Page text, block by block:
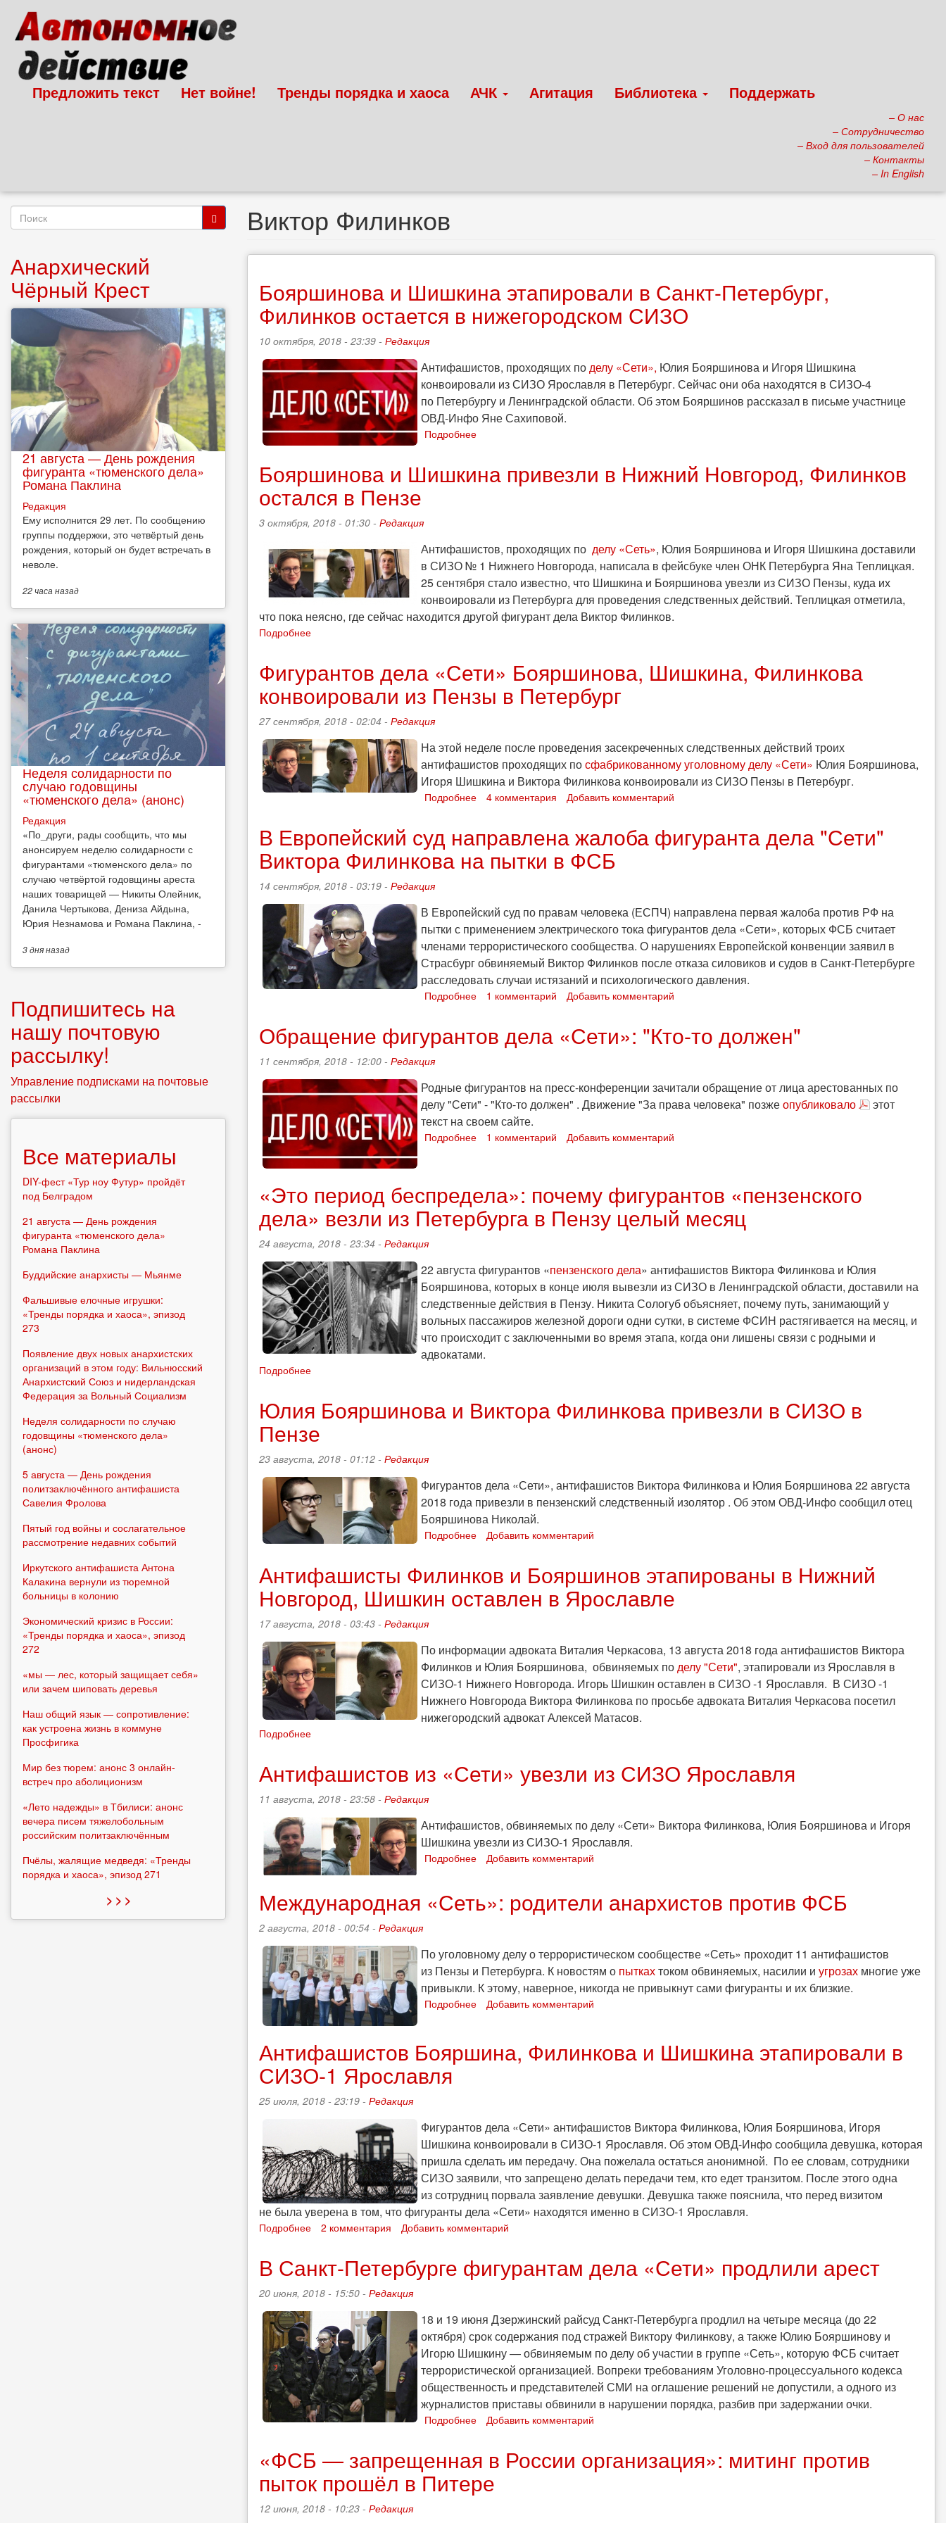
основному
содержанию
Предложить текст Нет войне! Тренды порядка и хаоса АЧК Агитация Библиотека Поддержать
– О нас
– Сотрудничество
– Вход для пользователей
– Контакты
– In English
Виктор Филинков
Бояршинова и Шишкина этапировали в Санкт-Петербург,
Филинков остается в нижегородском СИЗО
10 октября, 2018 - 23:39 - Редакция
Антифашистов, проходящих поделу «Сети», Юлия Бояршинова и Игоря Шишкина
конвоировали из СИЗО Ярославля в Петербург. Сейчас они оба находятся в СИЗО-4
по Петербургу и Ленинградской области. Об этом Бояршинов рассказал в письме участнице
ОВД-Инфо Яне Сахиповой.
Подробнее
Шишкина
этапировали
Филинков
остается
нижегородском
СИЗО
Бояршинова и Шишкина привезли в Нижний Новгород, Филинков
остался в Пензе
3 октября, 2018 - 01:30 - Редакция
Антифашистов, проходящих по делу «Сеть», Юлия Бояршинова и Игоря Шишкина доставили
в СИЗО № 1 Нижнего Новгорода, написала в фейсбуке член ОНК Петербурга Яна Теплицкая.
25 сентября стало известно, что Шишкина и Бояршинова увезли из СИЗО Пензы, куда их
конвоировали из Петербурга для проведения следственных действий. Теплицкая отметила,
что пока неясно, где сейчас находится другой фигурант дела Виктор Филинков.
Подробнее
Шишкина
в
Нижний
Новгород,
Филинков
остался
в
Пензе
Фигурантов дела «Сети» Бояршинова, Шишкина, Филинкова
конвоировали из Пензы в Петербург
27 сентября, 2018 - 02:04 - Редакция
На этой неделе после проведения засекреченных следственных действий троих
антифашистов проходящих посфабрикованному уголовному делу «Сети» Юлия Бояршинова,
Игоря Шишкина и Виктора Филинкова конвоировали из СИЗО Пензы в Петербург.
Подробнее
«Сети»
Бояршинова,
Шишкина,
из
Пензы
в
Петербург
4 комментария Добавить комментарий
В Европейский суд направлена жалоба фигуранта дела "Сети"
Виктора Филинкова на пытки в ФСБ
14 сентября, 2018 - 03:19 - Редакция
В Европейский суд по правам человека (ЕСПЧ) направлена первая жалоба против РФ на
пытки с применением электрического тока фигурантов дела «Сети», которых ФСБ считает
членами террористического сообщества. О нарушениях Европейской конвенции заявил в
Страсбург обвиняемый Виктор Филинков после отказа силовиков и судов в Санкт-Петербурге
расследовать случаи истязаний и психологического давления.
Подробнее
суд
направлена
дела
"Сети"
Виктора
Филинкова
ФСБ
1 комментарий Добавить комментарий
Обращение фигурантов дела «Сети»: "Кто-то должен"
11 сентября, 2018 - 12:00 - Редакция
Родные фигурантов на пресс-конференции зачитали обращение от лица арестованных по
делу "Сети" - "Кто-то должен" . Движение "За права человека" позжеопубликовало
этот
текст на своем сайте.
Подробнее
«Сети»:
"Кто-
то
1 комментарий Добавить комментарий
«Это период беспредела»: почему фигурантов «пензенского
дела» везли из Петербурга в Пензу целый месяц
24 августа, 2018 - 23:34 - Редакция
22 августа фигурантов «пензенского дела» антифашистов Виктора Филинкова и Юлия
Бояршинова, которых в конце июля вывезли из СИЗО в Ленинградской области, доставили на
следственные действия в Пензу. Никита Сологуб объясняет, почему путь, занимающий у
вольных пассажиров железной дороги одни сутки, в системе ФСИН растягивается на месяц, и
что происходит с заключенными во время этапа, когда они лишены связи с родными и
адвокатами.
Подробнее
беспредела»:
фигурантов
«пензенского
дела»
везли
из
Петербурга
в
Пензу
месяц
Юлия Бояршинова и Виктора Филинкова привезли в СИЗО в
Пензе
23 августа, 2018 - 01:12 - Редакция
Фигурантов дела «Сети», антифашистов Виктора Филинкова и Юлия Бояршинова 22 августа
2018 года привезли в пензенский следственный изолятор . Об этом ОВД-Инфо сообщил отец
Бояршинова Николай.
Подробнее
и
Филинкова
СИЗО
в
Пензе
Добавить комментарий
Антифашисты Филинков и Бояршинов этапированы в Нижний
Новгород, Шишкин оставлен в Ярославле
17 августа, 2018 - 03:43 - Редакция
По информации адвоката Виталия Черкасова, 13 августа 2018 года антифашистов Виктора
Филинков и Юлия Бояршинова, обвиняемых поделу "Сети", этапировали из Ярославля в
СИЗО-1 Нижнего Новгорода. Игорь Шишкин оставлен в СИЗО -1 Ярославля. В СИЗО -1
Нижнего Новгорода Виктора Филинкова по просьбе адвоката Виталия Черкасова посетил
нижегородский адвокат Алексей Матасов.
Подробнее
и
Бояршинов
этапированы
Нижний
Новгород,
Шишкин
оставлен
Ярославле
Антифашистов из «Сети» увезли из СИЗО Ярославля
11 августа, 2018 - 23:58 - Редакция
Антифашистов, обвиняемых по делу «Сети» Виктора Филинкова, Юлия Бояршинова и Игоря
Шишкина увезли из СИЗО-1 Ярославля.
Подробнее
«Сети»
увезли
Ярославля
Добавить комментарий
Международная «Сеть»: родители анархистов против ФСБ
2 августа, 2018 - 00:54 - Редакция
По уголовному делу о террористическом сообществе «Сеть» проходит 11 антифашистов
из Пензы и Петербурга. К новостям о пыткахтоком обвиняемых, насилии и угрозах многие уже
привыкли. К этому, наверное, никогда не привыкнут сами фигуранты и их близкие.
Подробнее
родители
анархистов
Добавить комментарий
Антифашистов Бояршина, Филинкова и Шишкина этапировали в
СИЗО-1 Ярославля
25 июля, 2018 - 23:19 - Редакция
Фигурантов дела «Сети» антифашистов Виктора Филинкова, Юлия Бояршинова, Игоря
Шишкина конвоировали в СИЗО-1 Ярославля. Об этом ОВД-Инфо сообщила девушка, которая
пришла сделать им передачу. Она пожелала остаться анонимной. По ее словам, сотрудники
СИЗО заявили, что запрещено делать передачи тем, кто едет транзитом. После этого одна
из сотрудниц порвала заявление девушки. Девушка также пояснила, что перед визитом
не была уверена в том, что фигуранты дела «Сети» находятся именно в СИЗО-1 Ярославля.
Подробнее
Филинкова
Шишкина
этапировали
СИЗО-1
Ярославля
2 комментария Добавить комментарий
В Санкт-Петербурге фигурантам дела «Сети» продлили арест
20 июня, 2018 - 15:50 - Редакция
18 и 19 июня Дзержинский райсуд Санкт-Петербурга продлил на четыре месяца (до 22
октября) срок содержания под стражей Виктору Филинкову, а также Юлию Бояршинову и
Игорю Шишкину — обвиняемым по делу об участии в группе «Сеть», которую ФСБ считает
террористической организацией. Вопреки требованиям Уголовно-процессуального кодекса
общественность и представителей СМИ на оглашение решений не допустили, а одного из
журналистов приставы обвинили в нарушении порядка, разбив при задержании очки.
Подробнее
Петербурге
дела
Добавить комментарий
«ФСБ — запрещенная в России организация»: митинг против
пыток прошёл в Питере
12 июня, 2018 - 10:23 - Редакция
Форма
Анархический
Чёрный Крест
21 августа — День рождения
фигуранта «тюменского дела»
Романа Паклина
Редакция
Ему исполнится 29 лет. По сообщению
группы поддержки, это четвёртый день
рождения, который он будет встречать в
неволе.
22 часа назад
Неделя солидарности по
случаю годовщины
«тюменского дела» (анонс)
Редакция
​«По_други, рады сообщить, что мы
анонсируем неделю солидарности с
фигурантами «тюменского дела» по
случаю четвёртой годовщины ареста
наших товарищей — Никиты Олейник,
Данила Чертыкова, Дениза Айдына,
Юрия Незнамова и Романа Паклина, -
3 дняназад
Подпишитесь на
нашу почтовую
рассылку!
Управление подписками на почтовые
рассылки
Все материалы
DIY-фест «Тур ноу Футур» пройдёт
под Белградом
21 августа — День рождения
фигуранта «тюменского дела»
Романа Паклина
Буддийские анархисты — Мьянме
Фальшивые елочные игрушки:
«Тренды порядка и хаоса», эпизод
273
Появление двух новых анархистских
организаций в этом году: Вильнюсский
Анархистский Союз и нидерландская
Федерация за Вольный Социализм
Неделя солидарности по случаю
годовщины «тюменского дела»
(анонс)
5 августа — День рождения
политзаключённого антифашиста
Савелия Фролова
Пятый год войны и сослагательное
рассмотрение недавних событий
Иркутского антифашиста Антона
Калакина вернули из тюремной
больницы в колонию
Экономический кризис в России:
«Тренды порядка и хаоса», эпизод
272
«мы — лес, который защищает себя»
или зачем шиповать деревья
Наш общий язык — сопротивление:
как устроена жизнь в коммуне
Просфигика
Мир без тюрем: анонс 3 онлайн-
встреч про аболиционизм
«Лето надежды» в Тбилиси: анонс
вечера писем тяжелобольным
российским политзаключённым
Пчёлы, жалящие медведя: «Тренды
порядка и хаоса», эпизод 271
> > >